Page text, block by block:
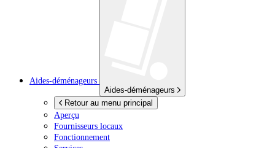
Aides-déménageurs
Aides-déménageurs
Retour au menu principal
Aperçu
Fournisseurs locaux
Fonctionnement